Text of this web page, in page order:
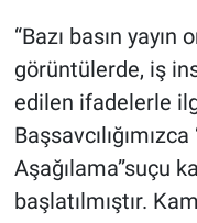
“Bazı basın
görüntülerde, iş
edilen ifadelerle
Aşağılama”suçu
başlatılmıştır.